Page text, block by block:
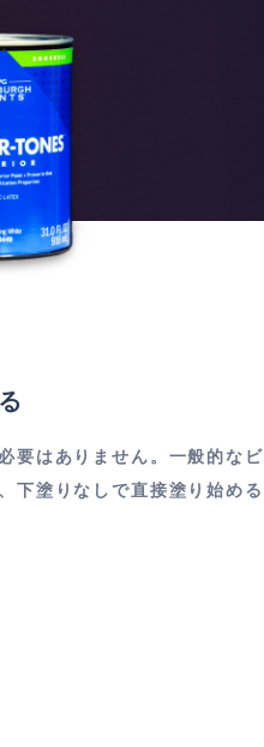
要はありません。一般的なビ
下塗りなしで直接塗り始める